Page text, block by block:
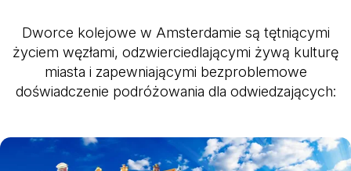
Dworce kolejowe w Amsterdamie są tętniącymi
życiem węzłami, odzwierciedlającymi żywą kulturę
miasta i zapewniającymi bezproblemowe
doświadczenie podróżowania dla odwiedzających: